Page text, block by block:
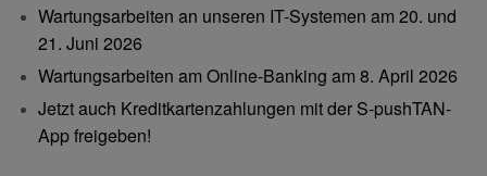
Wartungsarbeiten an unseren IT-Systemen am 20. und
21. Juni 2026
Wartungsarbeiten am Online-Banking am 8. April 2026
Jetzt auch Kreditkartenzahlungen mit der S-pushTAN-
App freigeben!